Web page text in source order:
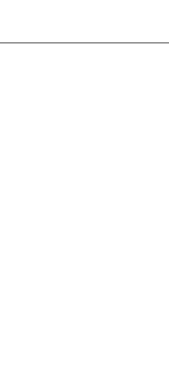
möglich: Möglich
kW: 3-7